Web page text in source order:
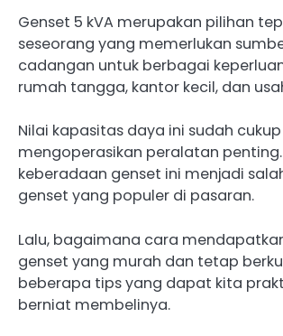
Genset 5 kVA merupakan pilihan
seseorang yang memerlukan
cadangan untuk berbagai
rumah tangga, kantor kecil, dan
Nilai kapasitas daya ini sudah
mengoperasikan peralatan
keberadaan genset ini menjadi
genset yang populer di pasaran.
Lalu, bagaimana cara
genset yang murah dan tetap
beberapa tips yang dapat kita
berniat membelinya.